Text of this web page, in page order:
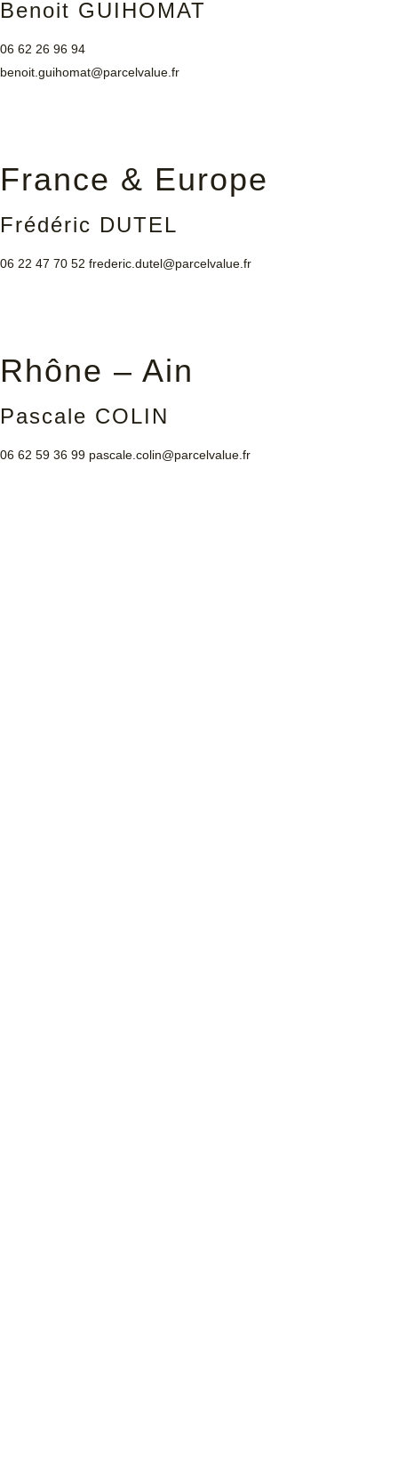
Benoit GUIHOMAT
06 62 26 96 94
benoit.guihomat@parcelvalue.fr
France & Europe
Frédéric DUTEL
06 22 47 70 52 frederic.dutel@parcelvalue.fr
Rhône – Ain
Pascale COLIN
06 62 59 36 99 pascale.colin@parcelvalue.fr